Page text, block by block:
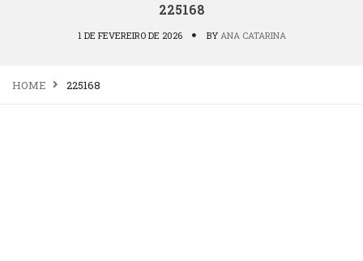
225168
1 DE FEVEREIRO DE 2026 BY ANA CATARINA
HOME 225168